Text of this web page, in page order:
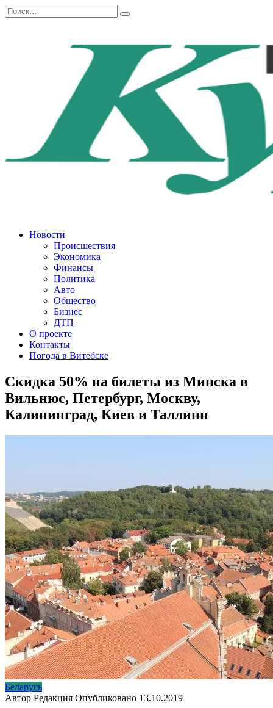
Перейти
к
Search
for:
Новости
Происшествия
Экономика
Финансы
Политика
Авто
Общество
Бизнес
ДТП
О проекте
Контакты
Погода в Витебске
Скидка 50% на билеты из Минска в
Вильнюс, Петербург, Москву,
Калининград, Киев и Таллинн
Беларусь
Автор Редакция Опубликовано 13.10.2019